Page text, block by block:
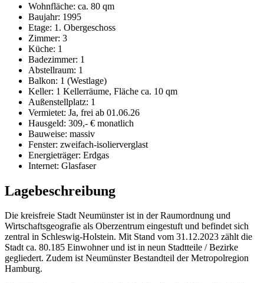
Wohnfläche: ca. 80 qm
Baujahr: 1995
Etage: 1. Obergeschoss
Zimmer: 3
Küche: 1
Badezimmer: 1
Abstellraum: 1
Balkon: 1 (Westlage)
Keller: 1 Kellerräume, Fläche ca. 10 qm
Außenstellplatz: 1
Vermietet: Ja, frei ab 01.06.26
Hausgeld: 309,- € monatlich
Bauweise: massiv
Fenster: zweifach-isolierverglast
Energieträger: Erdgas
Internet: Glasfaser
Lagebeschreibung
Die kreisfreie Stadt Neumünster ist in der Raumordnung und
Wirtschaftsgeografie als Oberzentrum eingestuft und befindet sich
zentral in Schleswig-Holstein. Mit Stand vom 31.12.2023 zählt die
Stadt ca. 80.185 Einwohner und ist in neun Stadtteile / Bezirke
gegliedert. Zudem ist Neumünster Bestandteil der Metropolregion
Hamburg.